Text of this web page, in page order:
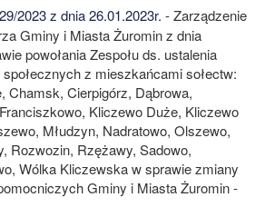
2023 z dnia 26.01.2023r. - Zarządzenie
Gminy i Miasta Żuromin z dnia
powołania Zespołu ds. ustalenia
z mieszkańcami sołectw:
Chamsk, Cierpigórz, Dąbrowa,
Kliczewo Duże, Kliczewo
Młudzyn, Nadratowo, Olszewo,
Rozwozin, Rzężawy, Sadowo,
Wólka Kliczewska w sprawie zmiany
Gminy i Miasta Żuromin -